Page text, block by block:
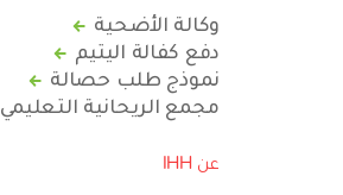
وكالة الأضحية
دفع كفالة اليتيم
نموذج طلب حصالة
مجمع الريحانية التعليمي
عن IHH